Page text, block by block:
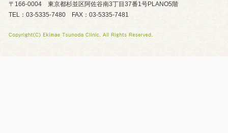
〒166-0004 東京都杉並区阿佐谷南3丁目37番1号PLANO5階
TEL：03-5335-7480 FAX：03-5335-7481